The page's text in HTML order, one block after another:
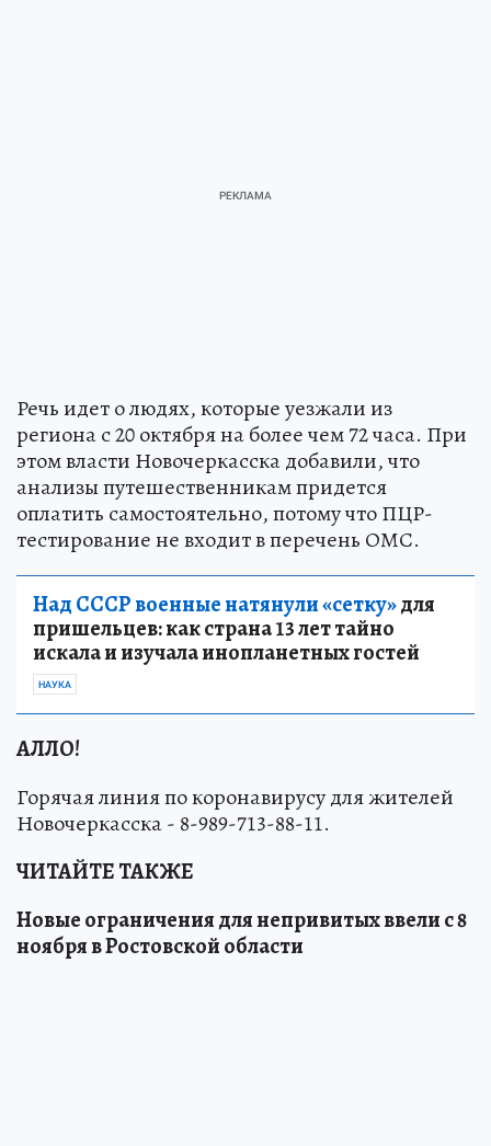
Речь идет о людях, которые уезжали из
региона с 20 октября на более чем 72 часа. При
этом власти Новочеркасска добавили, что
анализы путешественникам придется
оплатить самостоятельно, потому что ПЦР-
тестирование не входит в перечень ОМС.
Над СССР военные натянули «сетку»для
пришельцев: как страна 13 лет тайно
искала и изучала инопланетных гостей
НАУКА
АЛЛО!
Горячая линия по коронавирусу для жителей
Новочеркасска - 8-989-713-88-11.
ЧИТАЙТЕ ТАКЖЕ
Новые ограничения для непривитых ввели с 8
ноября в Ростовской области